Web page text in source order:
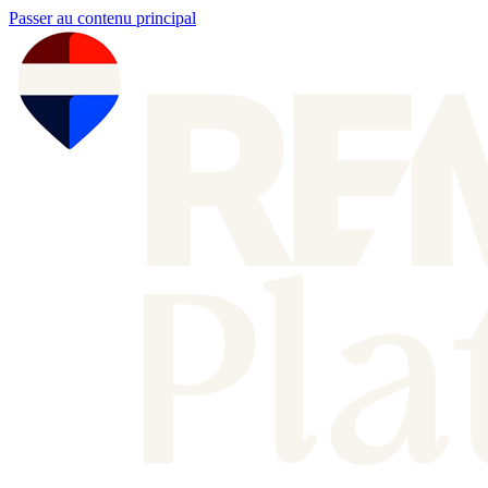
Passer au contenu principal